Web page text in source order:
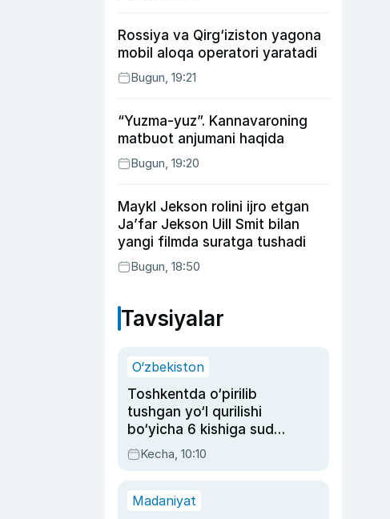
Rossiya va Qirg‘iziston yagona
mobil aloqa operatori yaratadi
Bugun, 19:21
“Yuzma-yuz”. Kannavaroning
matbuot anjumani haqida
Bugun, 19:20
Maykl Jekson rolini ijro etgan
Ja’far Jekson Uill Smit bilan
yangi filmda suratga tushadi
Bugun, 18:50
Tavsiyalar
O‘zbekiston
Toshkentda o‘pirilib
tushgan yo‘l qurilishi
bo‘yicha 6 kishiga sud
hukmi o‘qildi
Kecha, 10:10
Madaniyat